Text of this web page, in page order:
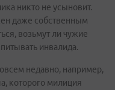
никто не усыновит.
даже собственным
возьмут ли чужие
инвалида.
недавно, например,
которого милиция